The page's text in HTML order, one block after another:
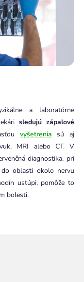
a laboratórne
sledujú zápalové
vyšetrenia sú aj
MRI alebo CT. V
diagnostika, pri
oblasti okolo nervu
ustúpi, pomôže to
bolesti.